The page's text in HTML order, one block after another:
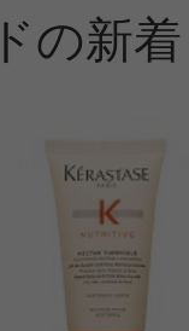
の新